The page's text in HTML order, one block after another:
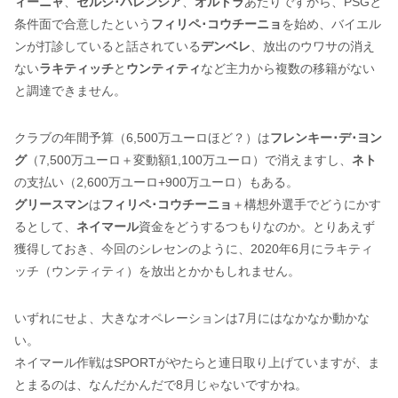
条件面で合意したという フィリペ･コウチーニョを始め、バイエル
ンが打診していると話されているデンベレ、放出のウワサの消え
ないラキティッチと ウンティティなど主力から複数の移籍がない
と調達できません。
クラブの年間予算（6,500万ユーロほど？）はフレンキー･デ･ヨン
グ（7,500万ユーロ＋変動額1,100万ユーロ）で消えますし、 ネト
の支払い（2,600万ユーロ+900万ユーロ）もある。
グリースマンはフィリペ･コウチーニョ ＋構想外選手でどうにかす
るとして、 ネイマール資金をどうするつもりなのか。とりあえず
獲得しておき、今回のシレセンのように、2020年6月にラキティ
ッチ（ウンティティ）を放出とかかもしれません。
いずれにせよ、大きなオペレーションは7月にはなかなか動かな
い。
ネイマール作戦はSPORTがやたらと連日取り上げていますが、ま
とまるのは、なんだかんだで8月じゃないですかね。